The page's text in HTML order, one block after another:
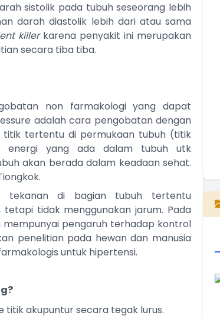
sistolik pada tubuh seseorang lebih
darah diastolik lebih dari atau sama
killerkarena penyakit ini merupakan
secara tiba tiba.
non farmakologi yang dapat
adalah cara pengobatan dengan
titik tertentu di permukaan tubuh (titik
energi yang ada dalam tubuh utk
akan berada dalam keadaan sehat.
tekanan di bagian tubuh tertentu
tidak menggunakan jarum. Pada
pengaruh terhadap kontrol
penelitian pada hewan dan manusia
untuk hipertensi.
titik akupuntur secara tegak lurus.